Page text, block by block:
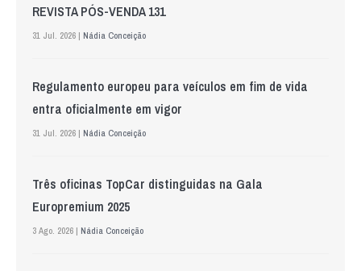
REVISTA PÓS-VENDA 131
31 Jul. 2026 | Nádia Conceição
Regulamento europeu para veículos em fim de vida
entra oficialmente em vigor
31 Jul. 2026 | Nádia Conceição
Três oficinas TopCar distinguidas na Gala
Europremium 2025
3 Ago. 2026 | Nádia Conceição